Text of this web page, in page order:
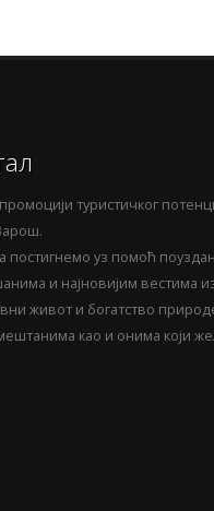
туристичког
уз помоћ
и најновијим вестима из
живот и богатство
као и онима који